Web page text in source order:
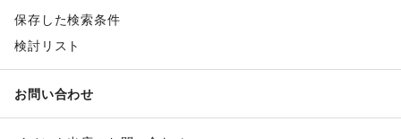
保存した検索条件
検討リスト
お問い合わせ